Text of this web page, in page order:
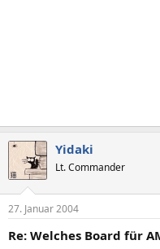
Yidaki
Lt. Commander
27. Januar 2004
Re: Welches Board für